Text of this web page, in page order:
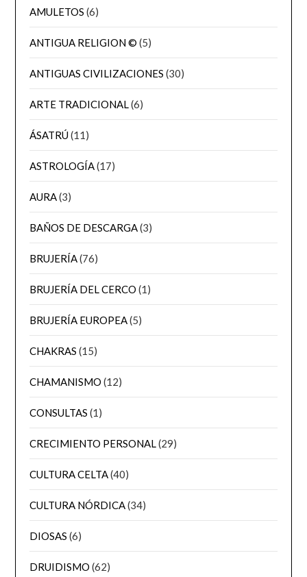
AMULETOS (6)
ANTIGUA RELIGION © (5)
ANTIGUAS CIVILIZACIONES (30)
ARTE TRADICIONAL(6)
ÁSATRÚ(11)
ASTROLOGÍA(17)
AURA(3)
BAÑOS DE DESCARGA(3)
BRUJERÍA(76)
BRUJERÍA DEL CERCO (1)
BRUJERÍA EUROPEA(5)
CHAKRAS (15)
CHAMANISMO (12)
CONSULTAS (1)
CRECIMIENTO PERSONAL(29)
CULTURA CELTA(40)
CULTURA NÓRDICA(34)
DIOSAS (6)
DRUIDISMO (62)